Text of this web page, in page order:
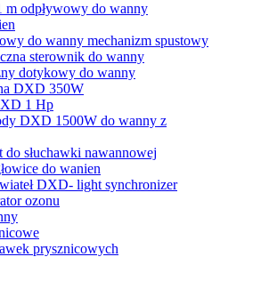
m odpływowy do wanny
do wanny mechanizm spustowy
sterownik do wanny
dotykowy do wanny
DXD 350W
1 Hp
DXD 1500W do wanny z
słuchawki nawannowej
do wanien
DXD- light synchronizer
ozonu
prysznicowych